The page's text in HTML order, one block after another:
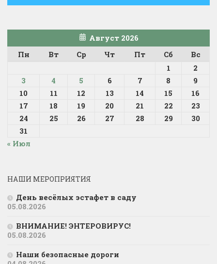
Август 2026
Пн
Вт Ср Чт Пт Сб
Вс
1
2
3
4 5 6 7 8
9
10
11 12 13 14 15
16
17
18 19 20 21 22
23
24
25 26 27 28 29
30
31
« Июл
НАШИ МЕРОПРИЯТИЯ
День весёлых эстафет в саду
05.08.2026
ВНИМАНИЕ! ЭНТЕРОВИРУС!
05.08.2026
Наши безопасные дороги